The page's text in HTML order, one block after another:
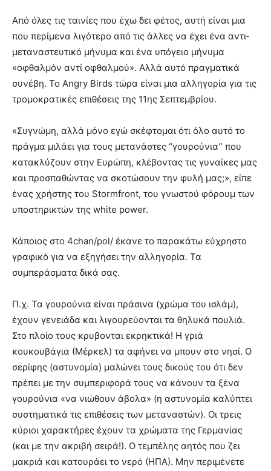
Από όλες τις ταινίες που έχω δει φέτος, αυτή είναι μια
που περίμενα λιγότερο από τις άλλες να έχει ένα αντι-
μεταναστευτικό μήνυμα και ένα υπόγειο μήνυμα
«οφθαλμόν αντί οφθαλμού». Αλλά αυτό πραγματικά
συνέβη. Το Angry Birds τώρα είναι μια αλληγορία για τις
τρομοκρατικές επιθέσεις της 11ης Σεπτεμβρίου.
«Συγνώμη, αλλά μόνο εγώ σκέφτομαι ότι όλο αυτό το
πράγμα μιλάει για τους μετανάστες “γουρούνια” που
κατακλύζουν στην Ευρώπη, κλέβοντας τις γυναίκες μας
και προσπαθώντας να σκοτώσουν την φυλή μας;», είπε
ένας χρήστης του Stormfront, του γνωστού φόρουμ των
υποστηρικτών της white power.
Κάποιος στο 4chan/pol/ έκανε το παρακάτω εύχρηστο
γραφικό για να εξηγήσει την αλληγορία. Τα
συμπεράσματα δικά σας.
Π.χ. Τα γουρούνια είναι πράσινα (χρώμα του ισλάμ),
έχουν γενειάδα και λιγουρεύονται τα θηλυκά πουλιά.
Στο πλοίο τους κρυβονται εκρηκτικά! Η γριά
κουκουβάγια (Μέρκελ) τα αφήνει να μπουν στο νησί. Ο
σερίφης (αστυνομία) μαλώνει τους δικούς του ότι δεν
πρέπει με την συμπεριφορά τους να κάνουν τα ξένα
γουρούνια «να νιώθουν άβολα» (η αστυνομία καλύπτει
συστηματικά τις επιθέσεις των μεταναστών). Οι τρεις
κύριοι χαρακτήρες έχουν τα χρώματα της Γερμανίας
(και με την ακριβή σειρά!). Ο τεμπέλης αητός που ζει
μακριά και κατουράει το νερό (ΗΠΑ). Μην περιμένετε